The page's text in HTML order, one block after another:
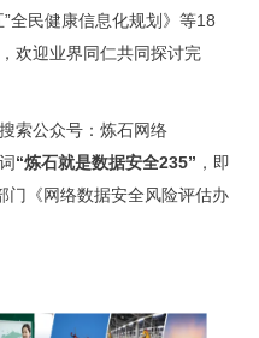
全民健康信息化规划》等18
欢迎业界同仁共同探讨完
索公众号：炼石网络
“炼石就是数据安全235” ，即
门《网络数据安全风险评估办